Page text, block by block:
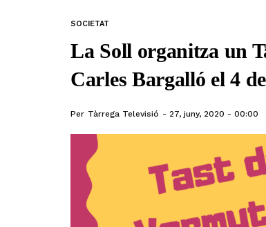
SOCIETAT
La Soll organitza un
Carles Bargalló el 4
Per Tàrrega Televisió 27, juny, 2020 - 00:00